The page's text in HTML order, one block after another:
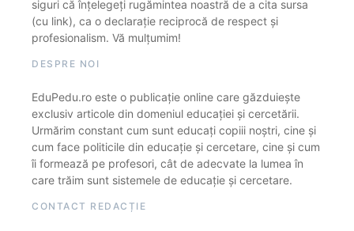
siguri că înțelegeți rugămintea noastră de a cita sursa
(cu link), ca o declarație reciprocă de respect și
profesionalism. Vă mulțumim!
DESPRE NOI
EduPedu.ro este o publicație online care găzduiește
exclusiv articole din domeniul educației și cercetării.
Urmărim constant cum sunt educați copiii noștri, cine și
cum face politicile din educație și cercetare, cine și cum
îi formează pe profesori, cât de adecvate la lumea în
care trăim sunt sistemele de educație și cercetare.
CONTACT REDACȚIE